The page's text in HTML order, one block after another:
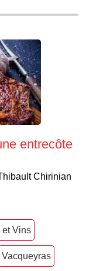
entrecôte
Chirinian
et Vins
Vacqueyras